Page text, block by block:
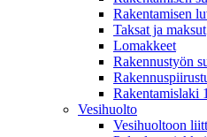
Rakentamisen
Taksat ja maksut
Lomakkeet
Rakennustyön
Rakentamislaki
Vesihuolto
Vesihuoltoon